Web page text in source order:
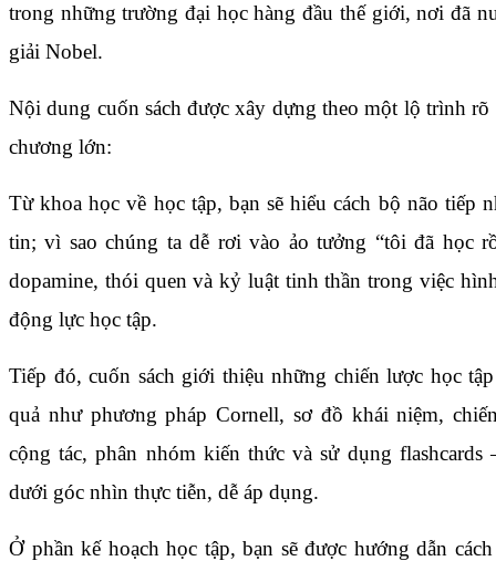
trong những trường đại học hàng đầu thế giới, nơi đã
giải Nobel.
Nội dung cuốn sách được xây dựng theo một lộ trình
chương lớn:
Từ khoa học về học tập, bạn sẽ hiểu cách bộ não tiếp
tin; vì sao chúng ta dễ rơi vào ảo tưởng “tôi đã học
dopamine, thói quen và kỷ luật tinh thần trong việc
động lực học tập.
Tiếp đó, cuốn sách giới thiệu những chiến lược học
quả như phương pháp Cornell, sơ đồ khái niệm,
cộng tác, phân nhóm kiến thức và sử dụng
dưới góc nhìn thực tiễn, dễ áp dụng.
Ở phần kế hoạch học tập, bạn sẽ được hướng dẫn